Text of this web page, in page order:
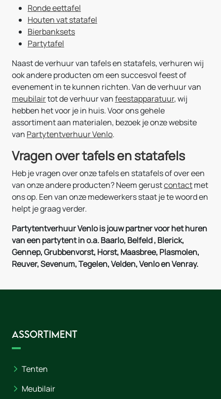
Ronde eettafel
Houten vat statafel
Bierbanksets
Partytafel
Naast de verhuur van tafels en statafels, verhuren wij
ook andere producten om een succesvol feest of
evenement in te kunnen richten. Van de verhuur van
meubilairtot de verhuur vanfeestapparatuur, wij
hebben het voor je in huis. Voor ons gehele
assortiment aan materialen, bezoek je onze website
van Partytentverhuur Venlo.
Vragen over tafels en statafels
Heb je vragen over onze tafels en statafels of over een
van onze andere producten? Neem gerustcontactmet
ons op. Een van onze medewerkers staat je te woord en
helpt je graag verder.
Partytentverhuur Venlo is jouw partner voor het huren
van een partytent in o.a. Baarlo, Belfeld , Blerick,
Gennep, Grubbenvorst, Horst, Maasbree, Plasmolen,
Reuver, Sevenum, Tegelen, Velden, Venlo en Venray.
Assortiment
Tenten
Meubilair